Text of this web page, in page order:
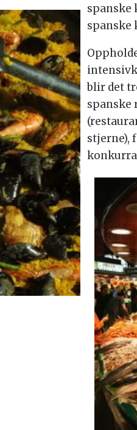
spanske
spanske
blir det
spanske
stjerne),